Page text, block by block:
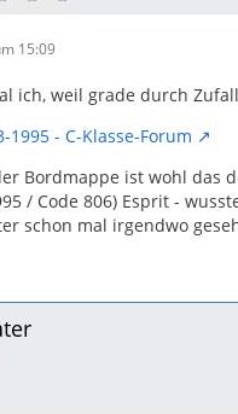
15:09
ich, weil grade durch
1995 - C-Klasse-Forum
Bordmappe ist wohl das
/ Code 806) Esprit -
schon mal irgendwo